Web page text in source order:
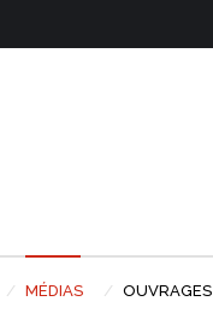
MÉDIAS OUVRAGES